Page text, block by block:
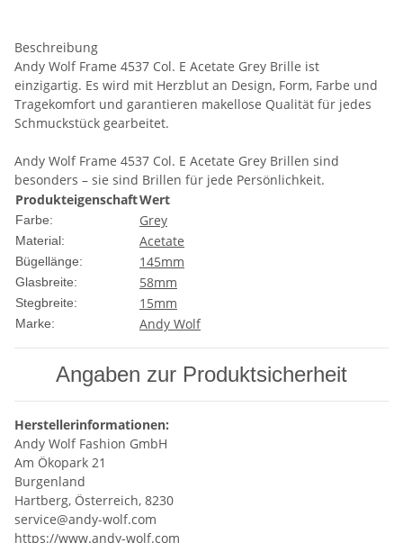
Beschreibung
Andy Wolf Frame 4537 Col. E Acetate Grey Brille ist
einzigartig. Es wird mit Herzblut an Design, Form, Farbe und
Tragekomfort und garantieren makellose Qualität für jedes
Schmuckstück gearbeitet.
Andy Wolf Frame 4537 Col. E Acetate Grey Brillen sind
besonders – sie sind Brillen für jede Persönlichkeit.
ProdukteigenschaftWert
Farbe: Grey
Material: Acetate
Bügellänge: 145mm
Glasbreite: 58mm
Stegbreite: 15mm
Marke: Andy Wolf
Angaben zur Produktsicherheit
Herstellerinformationen:
Andy Wolf Fashion GmbH
Am Ökopark 21
Burgenland
Hartberg, Österreich, 8230
service@andy-wolf.com
https://www.andy-wolf.com